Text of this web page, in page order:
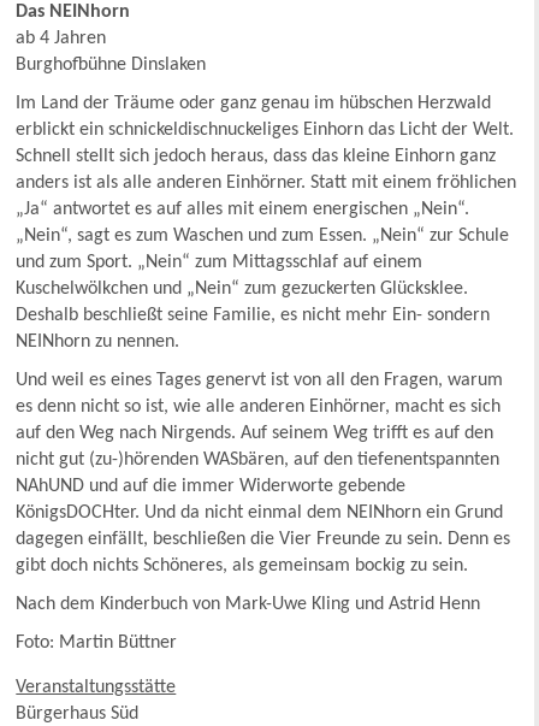
Das NEINhorn
ab 4 Jahren
Burghofbühne Dinslaken
Im Land der Träume oder ganz genau im hübschen Herzwald
erblickt ein schnickeldischnuckeliges Einhorn das Licht der Welt.
Schnell stellt sich jedoch heraus, dass das kleine Einhorn ganz
anders ist als alle anderen Einhörner. Statt mit einem fröhlichen
„Ja“ antwortet es auf alles mit einem energischen „Nein“.
„Nein“, sagt es zum Waschen und zum Essen. „Nein“ zur Schule
und zum Sport. „Nein“ zum Mittagsschlaf auf einem
Kuschelwölkchen und „Nein“ zum gezuckerten Glücksklee.
Deshalb beschließt seine Familie, es nicht mehr Ein- sondern
NEINhorn zu nennen.
Und weil es eines Tages genervt ist von all den Fragen, warum
es denn nicht so ist, wie alle anderen Einhörner, macht es sich
auf den Weg nach Nirgends. Auf seinem Weg trifft es auf den
nicht gut (zu-)hörenden WASbären, auf den tiefenentspannten
NAhUND und auf die immer Widerworte gebende
KönigsDOCHter. Und da nicht einmal dem NEINhorn ein Grund
dagegen einfällt, beschließen die Vier Freunde zu sein. Denn es
gibt doch nichts Schöneres, als gemeinsam bockig zu sein.
Nach dem Kinderbuch von Mark-Uwe Kling und Astrid Henn
Foto: Martin Büttner
Veranstaltungsstätte
Bürgerhaus Süd